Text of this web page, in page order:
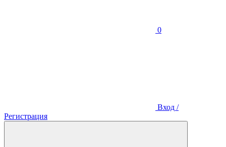
0
Вход /
Регистрация